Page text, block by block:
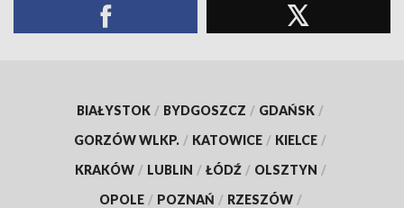
BIAŁYSTOK / BYDGOSZCZ / GDAŃSK /
GORZÓW WLKP. / KATOWICE / KIELCE /
KRAKÓW / LUBLIN / ŁÓDŹ / OLSZTYN /
OPOLE / POZNAŃ / RZESZÓW /